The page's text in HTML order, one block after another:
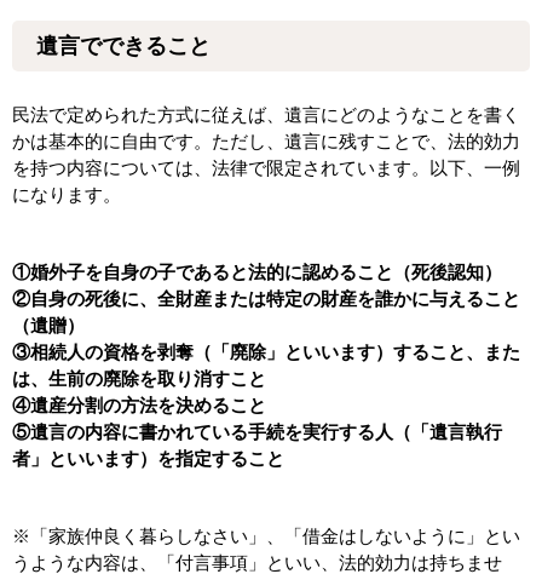
遺言でできること
民法で定められた方式に従えば、遺言にどのようなことを書く
かは基本的に自由です。ただし、遺言に残すことで、法的効力
を持つ内容については、法律で限定されています。以下、一例
になります。
①婚外子を自身の子であると法的に認めること（死後認知）
②自身の死後に、全財産または特定の財産を誰かに与えること
（遺贈）
③相続人の資格を剥奪（「廃除」といいます）すること、また
は、生前の廃除を取り消すこと
④遺産分割の方法を決めること
⑤遺言の内容に書かれている手続を実行する人（「遺言執行
者」といいます）を指定すること
※「家族仲良く暮らしなさい」、「借金はしないように」とい
うような内容は、「付言事項」といい、法的効力は持ちませ